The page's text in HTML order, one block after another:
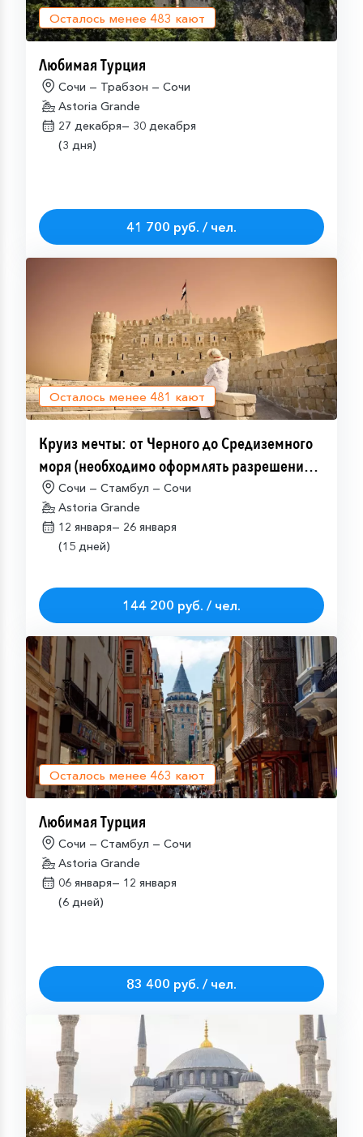
Осталось менее 483 кают
Любимая Турция
Сочи — Трабзон — Сочи
Astoria Grande
27 декабря— 30 декабря
(3 дня)
41 700 руб. / чел.
Осталось менее 481 кают
Круиз мечты: от Черного до Средиземного
моря (необходимо оформлять разрешение
на посещение Израиля (ETA-IL)
Сочи — Стамбул — Сочи
Astoria Grande
12 января— 26 января
(15 дней)
144 200 руб. / чел.
Осталось менее 463 кают
Любимая Турция
Сочи — Стамбул — Сочи
Astoria Grande
06 января— 12 января
(6 дней)
83 400 руб. / чел.